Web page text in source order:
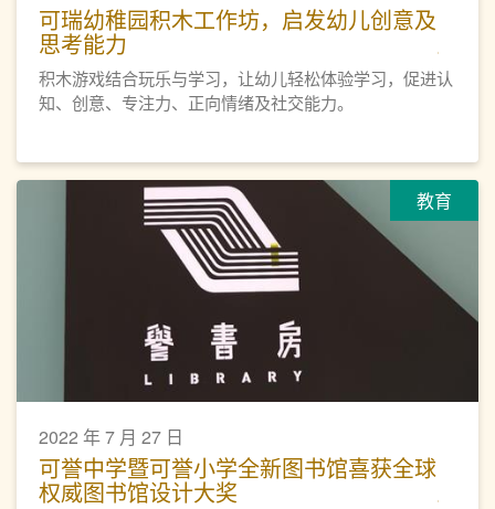
可瑞幼稚园积木工作坊，启发幼儿创意及
思考能力
积木游戏结合玩乐与学习，让幼儿轻松体验学习，促进认
知、创意、专注力、正向情绪及社交能力。
教育
2022 年 7 月 27 日
可誉中学暨可誉小学全新图书馆喜获全球
权威图书馆设计大奖